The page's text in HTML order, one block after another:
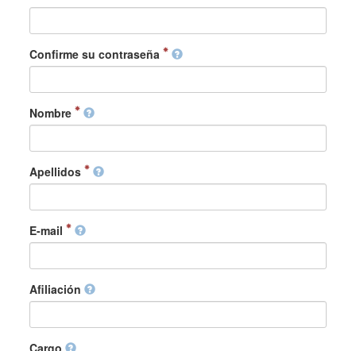
Confirme su contraseña
Nombre
Apellidos
E-mail
Afiliación
Cargo